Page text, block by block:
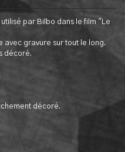
par Bilbo dans le film "Le
avec gravure sur tout le long.
décoré.
décoré.